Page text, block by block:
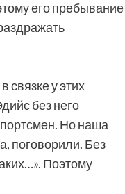
его пребывание
у этих
без него
Но наша
поговорили. Без
Поэтому